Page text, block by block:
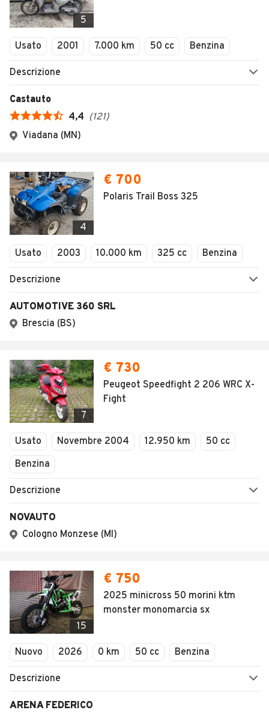
5
Usato 2001 7.000 km 50 cc Benzina
Descrizione
Castauto
4,4 (121)
Viadana (MN)
4
€ 700
Polaris Trail Boss 325
Usato 2003 10.000 km 325 cc Benzina
Descrizione
AUTOMOTIVE 360 SRL
Brescia (BS)
7
€ 730
Peugeot Speedfight 2 206 WRC X-
Fight
Usato Novembre 2004 12.950 km
50 cc
Benzina
Descrizione
NOVAUTO
Cologno Monzese (MI)
15
€ 750
2025 minicross 50 morini ktm
monster monomarcia sx
Nuovo 2026 0 km 50 cc Benzina
Descrizione
ARENA FEDERICO